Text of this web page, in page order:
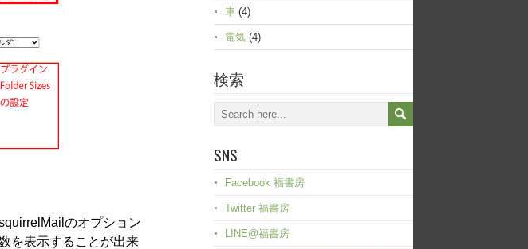
のオプション
を表示することが出来
車 (4)
電気 (4)
検索
SNS
Facebook 福書房
Twitter 福書房
LINE@福書房